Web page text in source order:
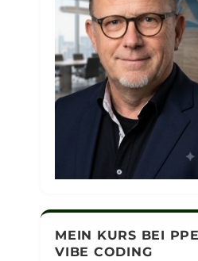
MEIN KURS BEI
VIBE CODING